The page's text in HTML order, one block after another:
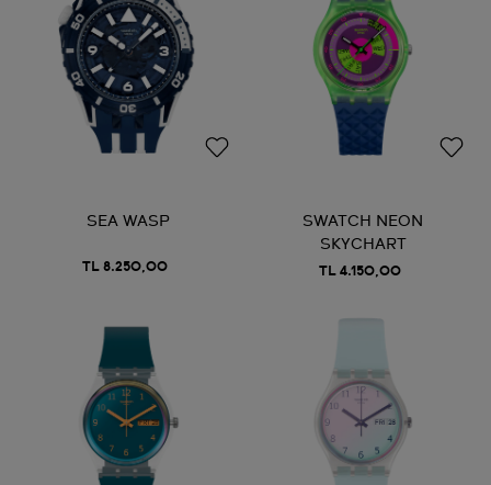
SEA WASP
TL 8.250,00
SWATCH NEON
SKYCHART
TL 4.150,00